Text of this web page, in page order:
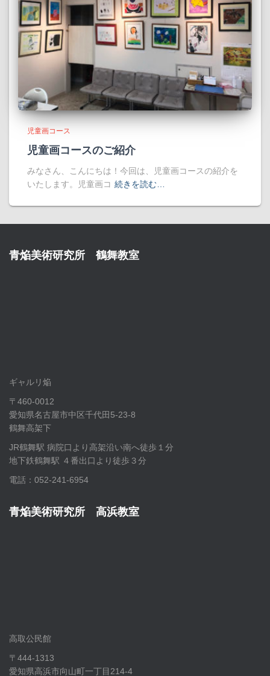
児童画コース
児童画コースのご紹介
みなさん、こんにちは！今回は、児童画コースの紹介を
いたします。児童画コ 続きを読む…
青焔美術研究所 鶴舞教室
ギャルリ焔
〒460-0012
愛知県名古屋市中区千代田5-23-8
鶴舞高架下
JR鶴舞駅 病院口より高架沿い南へ徒歩１分
地下鉄鶴舞駅 ４番出口より徒歩３分
電話：052-241-6954
青焔美術研究所 高浜教室
高取公民館
〒444-1313
愛知県高浜市向山町一丁目214-4